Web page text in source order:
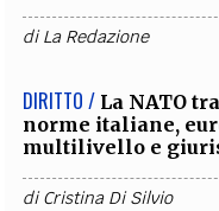
diLa Redazione
DIRITTO / La NATO
norme italiane,
multilivello e
diCristina Di Silvio